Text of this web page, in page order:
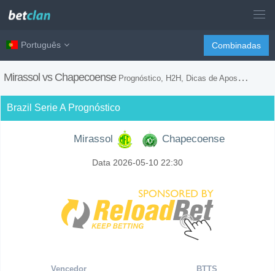
Português Combinadas
Mirassol vs Chapecoense Prognóstico, H2H, Dicas de Apostas e Previsão do Jogo
Brazil Serie A Prognóstico
Mirassol Chapecoense
Data 2026-05-10 22:30
Vencedor BTTS